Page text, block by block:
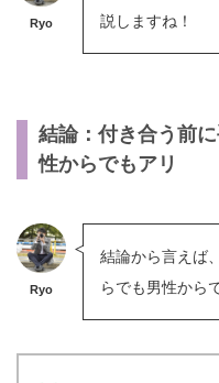
Ryo
説しますね！
結論：付き合う前
性からでもアリ
Ryo
結論から言えば
らでも男性から